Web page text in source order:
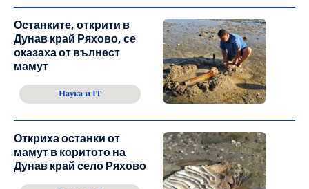
Останките, открити в
Дунав край Ряхово, се
оказаха от вълнест
мамут
Наука и IT
Откриха останки от
мамут в коритото на
Дунав край село Ряхово